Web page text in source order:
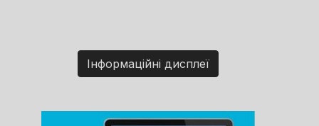
Інформаційні дисплеї